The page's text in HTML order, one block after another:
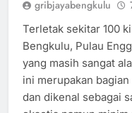
gribjayabengkulu
Terletak sekitar 100
Bengkulu, Pulau
yang masih sangat
ini merupakan
dan dikenal sebagai